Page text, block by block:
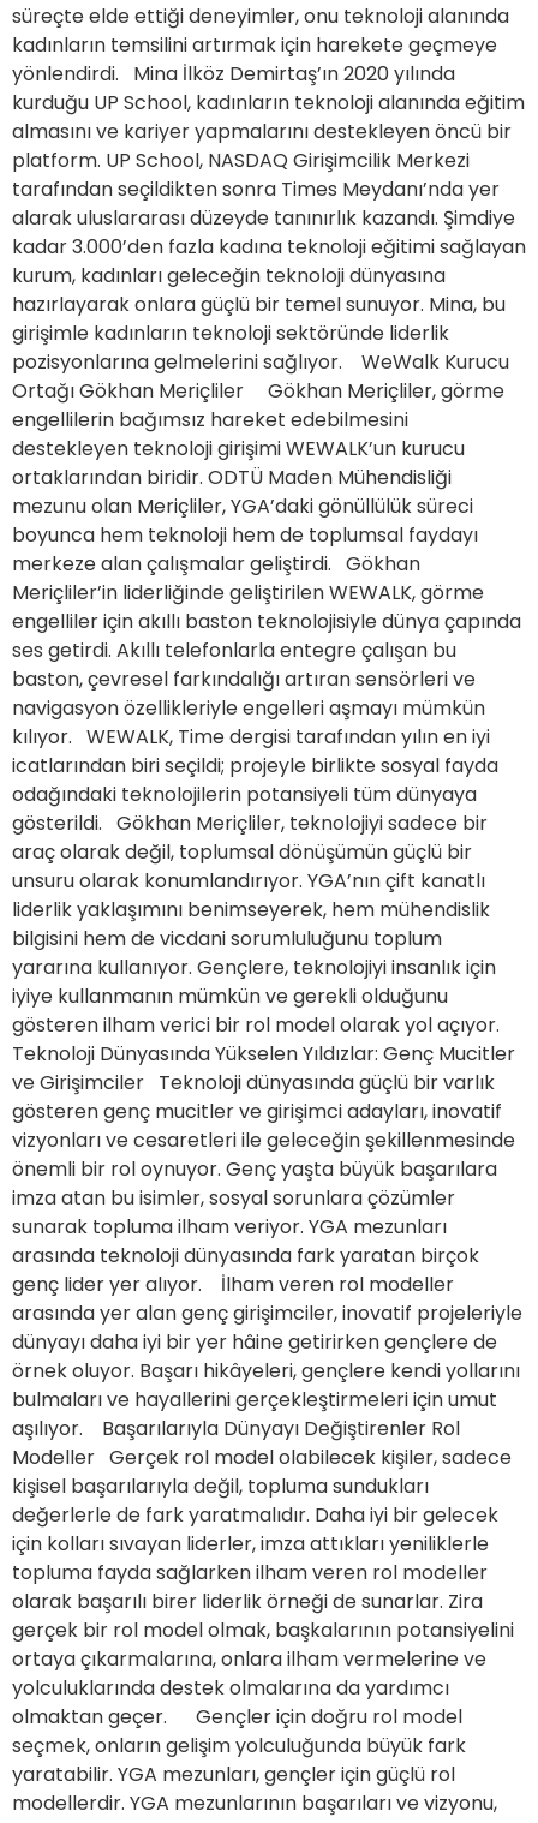
süreçte elde ettiği deneyimler, onu teknoloji alanında
kadınların temsilini artırmak için harekete geçmeye
yönlendirdi. Mina İlköz Demirtaş’ın 2020 yılında
kurduğu UP School, kadınların teknoloji alanında eğitim
almasını ve kariyer yapmalarını destekleyen öncü bir
platform. UP School, NASDAQ Girişimcilik Merkezi
tarafından seçildikten sonra Times Meydanı’nda yer
alarak uluslararası düzeyde tanınırlık kazandı. Şimdiye
kadar 3.000’den fazla kadına teknoloji eğitimi sağlayan
kurum, kadınları geleceğin teknoloji dünyasına
hazırlayarak onlara güçlü bir temel sunuyor. Mina, bu
girişimle kadınların teknoloji sektöründe liderlik
pozisyonlarına gelmelerini sağlıyor. WeWalk Kurucu
Ortağı Gökhan Meriçliler Gökhan Meriçliler, görme
engellilerin bağımsız hareket edebilmesini
destekleyen teknoloji girişimi WEWALK’un kurucu
ortaklarından biridir. ODTÜ Maden Mühendisliği
mezunu olan Meriçliler, YGA’daki gönüllülük süreci
boyunca hem teknoloji hem de toplumsal faydayı
merkeze alan çalışmalar geliştirdi. Gökhan
Meriçliler’in liderliğinde geliştirilen WEWALK, görme
engelliler için akıllı baston teknolojisiyle dünya çapında
ses getirdi. Akıllı telefonlarla entegre çalışan bu
baston, çevresel farkındalığı artıran sensörleri ve
navigasyon özellikleriyle engelleri aşmayı mümkün
kılıyor. WEWALK, Time dergisi tarafından yılın en iyi
icatlarından biri seçildi; projeyle birlikte sosyal fayda
odağındaki teknolojilerin potansiyeli tüm dünyaya
gösterildi. Gökhan Meriçliler, teknolojiyi sadece bir
araç olarak değil, toplumsal dönüşümün güçlü bir
unsuru olarak konumlandırıyor. YGA’nın çift kanatlı
liderlik yaklaşımını benimseyerek, hem mühendislik
bilgisini hem de vicdani sorumluluğunu toplum
yararına kullanıyor. Gençlere, teknolojiyi insanlık için
iyiye kullanmanın mümkün ve gerekli olduğunu
gösteren ilham verici bir rol model olarak yol açıyor.
Teknoloji Dünyasında Yükselen Yıldızlar: Genç Mucitler
ve Girişimciler Teknoloji dünyasında güçlü bir varlık
gösteren genç mucitler ve girişimci adayları, inovatif
vizyonları ve cesaretleri ile geleceğin şekillenmesinde
önemli bir rol oynuyor. Genç yaşta büyük başarılara
imza atan bu isimler, sosyal sorunlara çözümler
sunarak topluma ilham veriyor. YGA mezunları
arasında teknoloji dünyasında fark yaratan birçok
genç lider yer alıyor. İlham veren rol modeller
arasında yer alan genç girişimciler, inovatif projeleriyle
dünyayı daha iyi bir yer hâine getirirken gençlere de
örnek oluyor. Başarı hikâyeleri, gençlere kendi yollarını
bulmaları ve hayallerini gerçekleştirmeleri için umut
aşılıyor. Başarılarıyla Dünyayı Değiştirenler Rol
Modeller Gerçek rol model olabilecek kişiler, sadece
kişisel başarılarıyla değil, topluma sundukları
değerlerle de fark yaratmalıdır. Daha iyi bir gelecek
için kolları sıvayan liderler, imza attıkları yeniliklerle
topluma fayda sağlarken ilham veren rol modeller
olarak başarılı birer liderlik örneği de sunarlar. Zira
gerçek bir rol model olmak, başkalarının potansiyelini
ortaya çıkarmalarına, onlara ilham vermelerine ve
yolculuklarında destek olmalarına da yardımcı
olmaktan geçer. Gençler için doğru rol model
seçmek, onların gelişim yolculuğunda büyük fark
yaratabilir. YGA mezunları, gençler için güçlü rol
modellerdir. YGA mezunlarının başarıları ve vizyonu,